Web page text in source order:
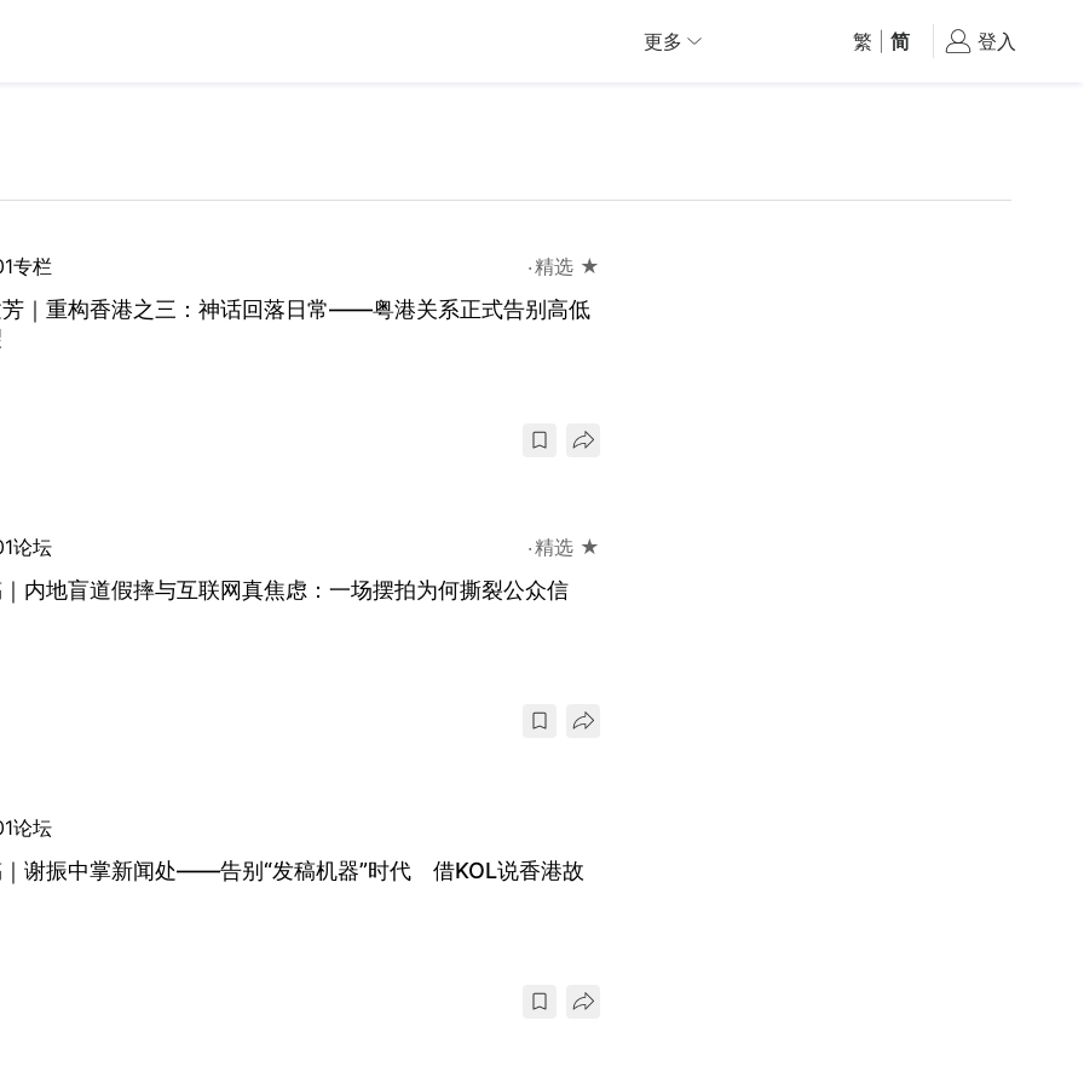
更多 繁 简 登入
专栏 精选 ★
｜重构香港之三：神话回落日常——粤港关系正式告别高低
论坛 精选 ★
内地盲道假摔与互联网真焦虑：一场摆拍为何撕裂公众信
论坛
谢振中掌新闻处——告别“发稿机器”时代 借KOL说香港故